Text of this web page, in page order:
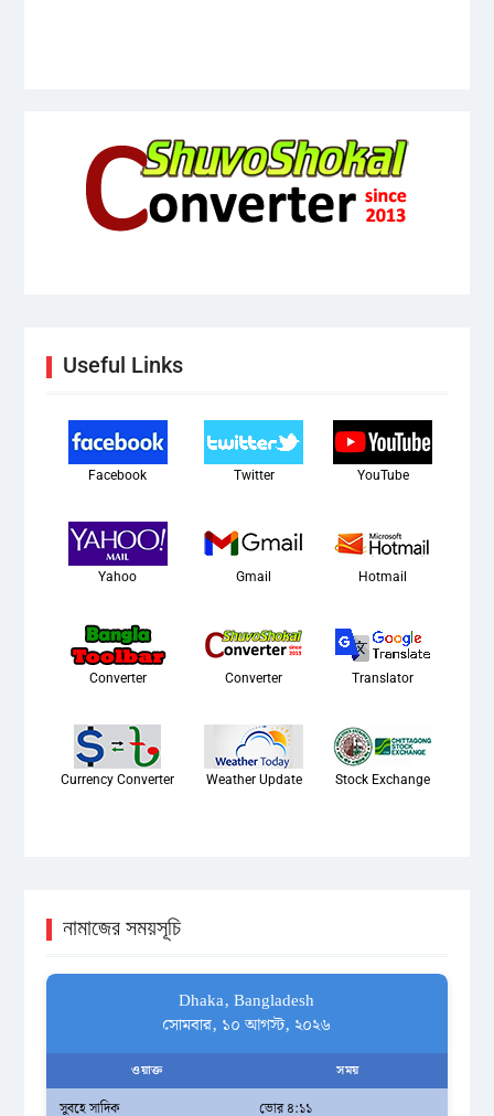
Useful Links
Facebook Twitter YouTube
Yahoo Gmail Hotmail
Converter Converter Translator
Currency Converter Weather Update Stock Exchange
নামাজের সময়সূচি
Dhaka, Bangladesh
সোমবার, ১০ আগস্ট, ২০২৬
ওয়াক্ত সময়
সুবহে সাদিক ভোর ৪:১১